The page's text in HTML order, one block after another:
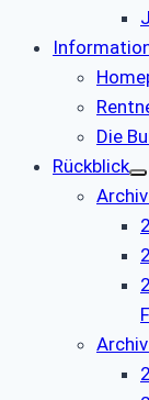
Die
Rückblick